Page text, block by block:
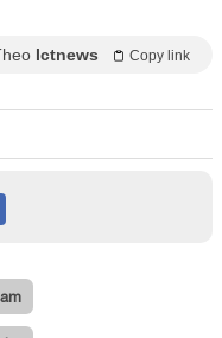
Ictnews Copy link